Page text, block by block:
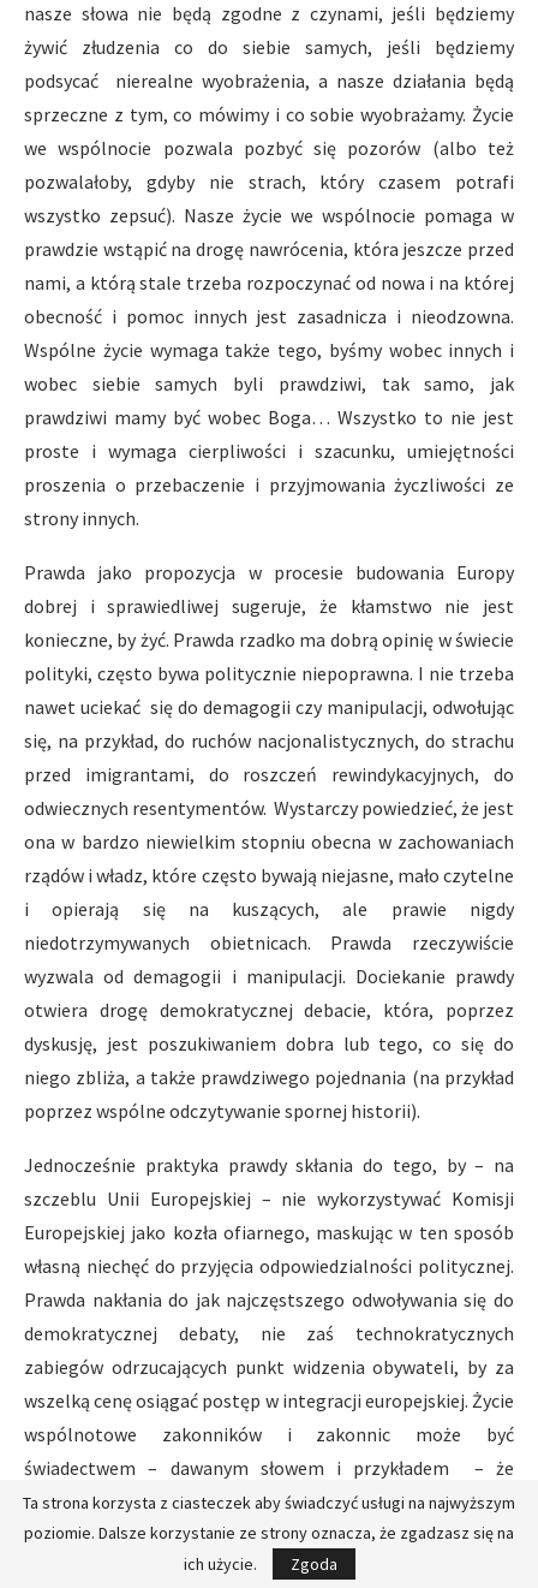
nasze słowa nie będą zgodne z czynami, jeśli będziemy
żywić złudzenia co do siebie samych, jeśli będziemy
podsycać nierealne wyobrażenia, a nasze działania będą
sprzeczne z tym, co mówimy i co sobie wyobrażamy. Życie
we wspólnocie pozwala pozbyć się pozorów (albo też
pozwalałoby, gdyby nie strach, który czasem potrafi
wszystko zepsuć). Nasze życie we wspólnocie pomaga w
prawdzie wstąpić na drogę nawrócenia, która jeszcze przed
nami, a którą stale trzeba rozpoczynać od nowa i na której
obecność i pomoc innych jest zasadnicza i nieodzowna.
Wspólne życie wymaga także tego, byśmy wobec innych i
wobec siebie samych byli prawdziwi, tak samo, jak
prawdziwi mamy być wobec Boga… Wszystko to nie jest
proste i wymaga cierpliwości i szacunku, umiejętności
proszenia o przebaczenie i przyjmowania życzliwości ze
strony innych.
Prawda jako propozycja w procesie budowania Europy
dobrej i sprawiedliwej sugeruje, że kłamstwo nie jest
konieczne, by żyć. Prawda rzadko ma dobrą opinię w świecie
polityki, często bywa politycznie niepoprawna. I nie trzeba
nawet uciekać się do demagogii czy manipulacji, odwołując
się, na przykład, do ruchów nacjonalistycznych, do strachu
przed imigrantami, do roszczeń rewindykacyjnych, do
odwiecznych resentymentów. Wystarczy powiedzieć, że jest
ona w bardzo niewielkim stopniu obecna w zachowaniach
rządów i władz, które często bywają niejasne, mało czytelne
i opierają się na kuszących, ale prawie nigdy
niedotrzymywanych obietnicach. Prawda rzeczywiście
wyzwala od demagogii i manipulacji. Dociekanie prawdy
otwiera drogę demokratycznej debacie, która, poprzez
dyskusję, jest poszukiwaniem dobra lub tego, co się do
niego zbliża, a także prawdziwego pojednania (na przykład
poprzez wspólne odczytywanie spornej historii).
Jednocześnie praktyka prawdy skłania do tego, by – na
szczeblu Unii Europejskiej – nie wykorzystywać Komisji
Europejskiej jako kozła ofiarnego, maskując w ten sposób
własną niechęć do przyjęcia odpowiedzialności politycznej.
Prawda nakłania do jak najczęstszego odwoływania się do
demokratycznej debaty, nie zaś technokratycznych
zabiegów odrzucających punkt widzenia obywateli, by za
wszelką cenę osiągać postęp w integracji europejskiej. Życie
wspólnotowe zakonników i zakonnic może być
świadectwem – dawanym słowem i przykładem – że
braterskie poszukiwanie prawdy jest jak najbardziej
właściwym środkiem, prowadzącym do dobrego życia z
innymi i dla innych w ramach sprawiedliwych instytucji
Ta strona korzysta z ciasteczek aby świadczyć usługi na najwyższym
poziomie. Dalsze korzystanie ze strony oznacza, że zgadzasz się na
ich użycie.
Zgoda